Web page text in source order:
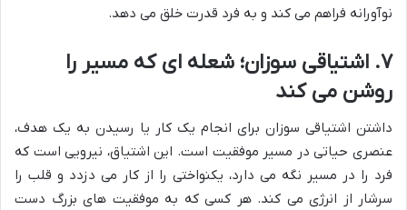
نوآورانه فراهم می کند و به فرد قدرت خلق می دهد.
۷. اشتیاقی سوزان؛ شعله ای که مسیر را
روشن می کند
داشتن اشتیاقی سوزان برای انجام یک کار یا رسیدن به یک هدف،
عنصری حیاتی در مسیر موفقیت است. این اشتیاق، نیرویی است که
فرد را در مسیر نگه می دارد، یکنواختی را از کار می دزدد و قلب را
سرشار از انرژی می کند. هر کسی که به موفقیت های بزرگ دست